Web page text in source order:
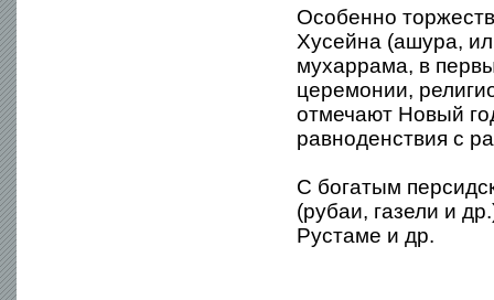
Особенно
Хусейна (ашура,
мухаррама, в
церемонии,
отмечают Новый
равноденствия с
С богатым
(рубаи, газели и
Рустаме и др.